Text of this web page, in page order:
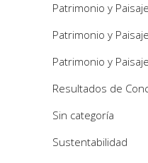
Patrimonio y Paisaje
Patrimonio y
Patrimonio y
Resultados de
Sin categoría
Sustentabilidad